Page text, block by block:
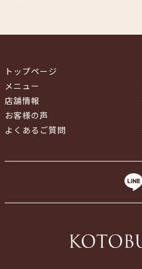
トップページ
メニュー
店舗情報
お客様の声
よくあるご質問